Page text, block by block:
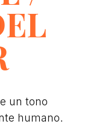
un tono
humano.